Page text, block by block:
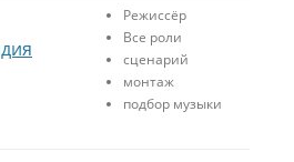
и
я
.
П
р
Режиссёр
Все роли
сценарий
монтаж
подбор музыки